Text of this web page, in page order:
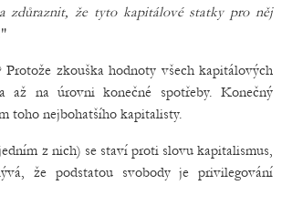
zdůraznit, že tyto kapitálové statky pro něj
"
zkouška hodnoty všech kapitálových
až na úrovni konečné spotřeby. Konečný
toho nejbohatšího kapitalisty.
z nich) se staví proti slovu kapitalismus,
že podstatou svobody je privilegování